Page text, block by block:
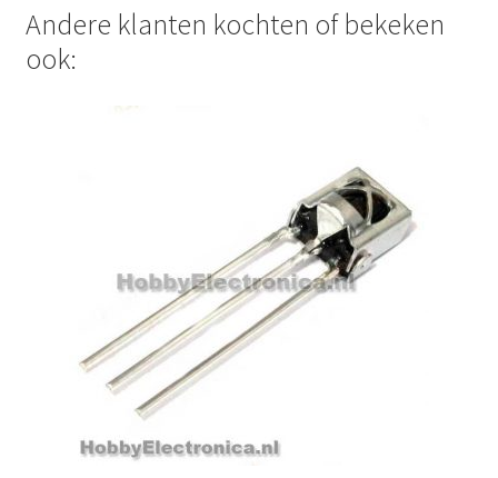
Andere klanten kochten of bekeken
ook: